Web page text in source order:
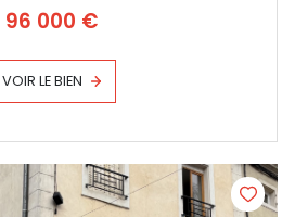
96 000 €
VOIR LE BIEN